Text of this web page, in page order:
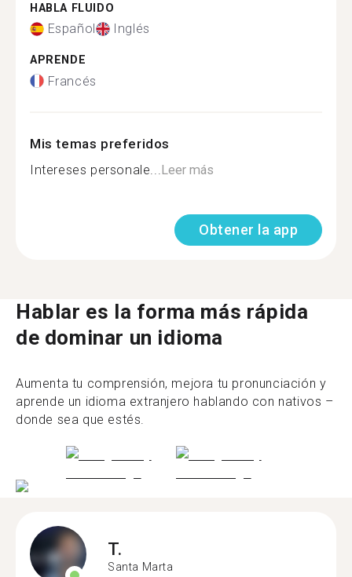
HABLA FLUIDO
Español Inglés
APRENDE
Francés
Mis temas preferidos
Intereses personale... Leer más
Obtener la app
Hablar es la forma más rápida
de dominar un idioma
Aumenta tu comprensión, mejora tu pronunciación y
aprende un idioma extranjero hablando con nativos –
donde sea que estés.
T.
Santa Marta